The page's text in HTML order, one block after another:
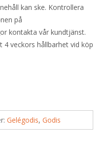
kan ske. Kontrollera
på
kontakta vår kundtjänst.
veckors hållbarhet vid köp
Gelégodis, Godis